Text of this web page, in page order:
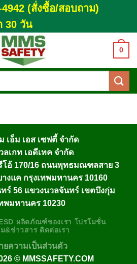
(สั่งซื้อ/สอบถาม)
30 วัน
0
เอ็ม เอส เซฟตี้ จำกัด
ลเกท เอดีเทค จำกัด
โอ้ 170/16 ถนนพุทธมณฑลสาย 3
างแค กรุงเทพมหานคร 10160
ร์ 56 แขวงนวลจันทร์ เขตบึงกุ่ม
พมหานคร 10230
ESD ผลิตภัณฑ์ของเรา โปรโมชั่น
&ข่าวสาร ติดต่อเรา
ยความเป็นส่วนตัว
© MMSSAFETY.COM